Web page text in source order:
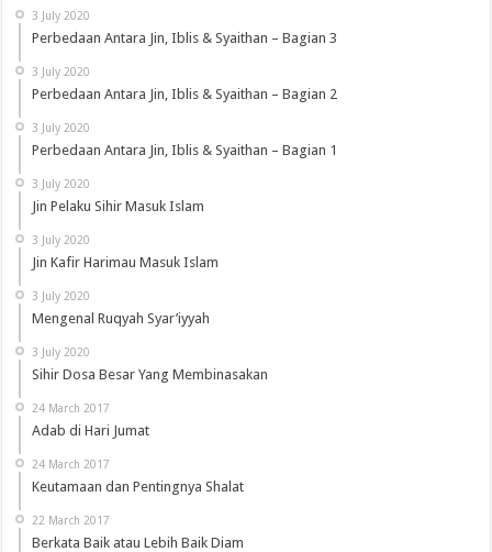
3 July 2020
Perbedaan Antara Jin, Iblis & Syaithan – Bagian 3
3 July 2020
Perbedaan Antara Jin, Iblis & Syaithan – Bagian 2
3 July 2020
Perbedaan Antara Jin, Iblis & Syaithan – Bagian 1
3 July 2020
Jin Pelaku Sihir Masuk Islam
3 July 2020
Jin Kafir Harimau Masuk Islam
3 July 2020
Mengenal Ruqyah Syar’iyyah
3 July 2020
Sihir Dosa Besar Yang Membinasakan
24 March 2017
Adab di Hari Jumat
24 March 2017
Keutamaan dan Pentingnya Shalat
22 March 2017
Berkata Baik atau Lebih Baik Diam